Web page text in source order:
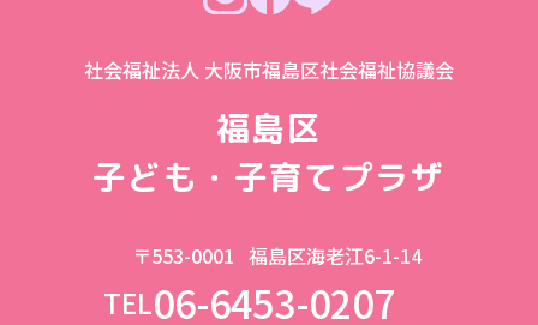
社会福祉法人 大阪市福島区社会福祉協議会
福島区
子ども・子育てプラザ
〒553-0001 福島区海老江6-1-14
TEL06-6453-0207